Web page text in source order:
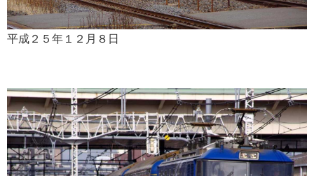
平成２５年１２月８日